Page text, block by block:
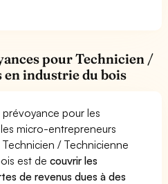
pour Technicien /
en industrie du bois
pour les
micro-entrepreneurs
/ Technicienne
est decouvrir les
de revenus dues à des